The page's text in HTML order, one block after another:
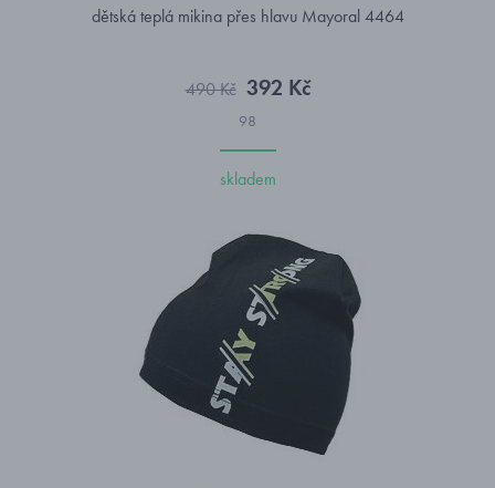
dětská teplá mikina přes hlavu Mayoral 4464
490 Kč 392 Kč
98
skladem